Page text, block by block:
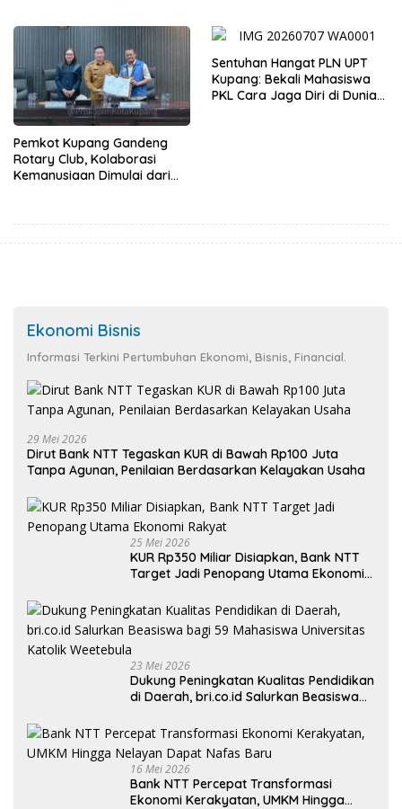
Pemkot Kupang Gandeng
Rotary Club, Kolaborasi
Kemanusiaan Dimulai dari
Sentuhan Hangat PLN UPT
Kupang: Bekali Mahasiswa
PKL Cara Jaga Diri di Dunia
Ekonomi Bisnis
Informasi Terkini Pertumbuhan Ekonomi, Bisnis, Financial.
29 Mei 2026
Dirut Bank NTT Tegaskan KUR di Bawah Rp100 Juta
Tanpa Agunan, Penilaian Berdasarkan Kelayakan Usaha
25 Mei 2026
KUR Rp350 Miliar Disiapkan, Bank NTT
Target Jadi Penopang Utama Ekonomi
23 Mei 2026
Dukung Peningkatan Kualitas Pendidikan
di Daerah, bri.co.id Salurkan Beasiswa
Weetebula
16 Mei 2026
Bank NTT Percepat Transformasi
Ekonomi Kerakyatan, UMKM Hingga